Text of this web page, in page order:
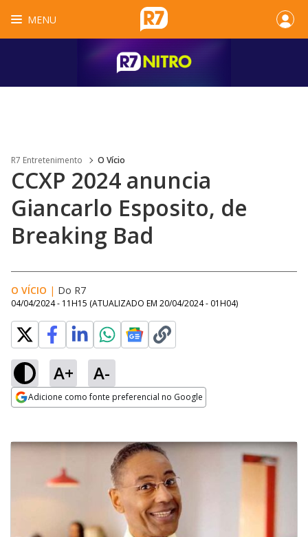
MENU
R7 Entretenimento O Vício
CCXP 2024 anuncia
Giancarlo Esposito, de
Breaking Bad
O VÍCIO | Do R7
04/04/2024 - 11H15 (ATUALIZADO EM 20/04/2024 - 01H04)
A+ A-
Adicione como fonte preferencial no Google